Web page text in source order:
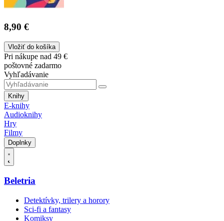
8,90 €
Vložiť do košíka
Pri nákupe nad 49 €
poštovné zadarmo
Vyhľadávanie
Knihy
E-knihy
Audioknihy
Hry
Filmy
Doplnky
Beletria
Detektívky, trilery a horory
Sci-fi a fantasy
Komiksy